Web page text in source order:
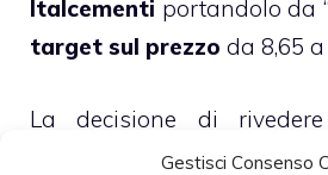
Gestisci Consenso
Italcementi portandolo da
target sul prezzo da 8,65 a
La decisione di
valutazione sul titolo